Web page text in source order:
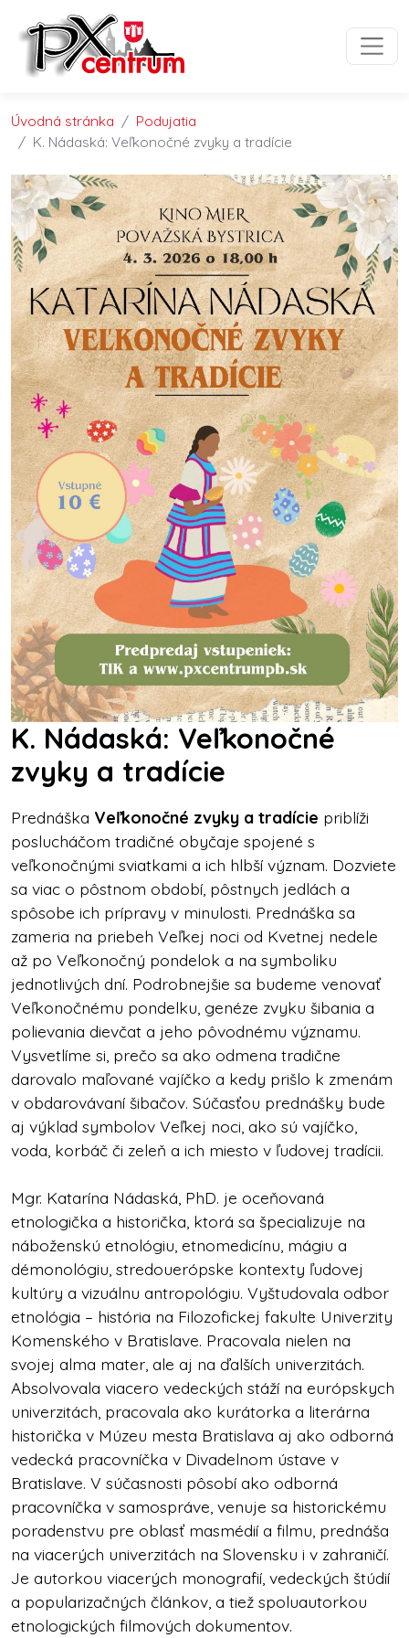
Preskočiť na obsah
Preskočiť na hlavné menu
Úvodná stránka
Podujatia
K. Nádaská: Veľkonočné zvyky a tradície
K. Nádaská: Veľkonočné
zvyky a tradície
Prednáška Veľkonočné zvyky a tradície priblíži
poslucháčom tradičné obyčaje spojené s
veľkonočnými sviatkami a ich hlbší význam. Dozviete
sa viac o pôstnom období, pôstnych jedlách a
spôsobe ich prípravy v minulosti. Prednáška sa
zameria na priebeh Veľkej noci od Kvetnej nedele
až po Veľkonočný pondelok a na symboliku
jednotlivých dní. Podrobnejšie sa budeme venovať
Veľkonočnému pondelku, genéze zvyku šibania a
polievania dievčat a jeho pôvodnému významu.
Vysvetlíme si, prečo sa ako odmena tradične
darovalo maľované vajíčko a kedy prišlo k zmenám
v obdarovávaní šibačov. Súčasťou prednášky bude
aj výklad symbolov Veľkej noci, ako sú vajíčko,
voda, korbáč či zeleň a ich miesto v ľudovej tradícii.
Mgr. Katarína Nádaská, PhD. je oceňovaná
etnologička a historička, ktorá sa špecializuje na
náboženskú etnológiu, etnomedicínu, mágiu a
démonológiu, stredouerópske kontexty ľudovej
kultúry a vizuálnu antropológiu. Vyštudovala odbor
etnológia – história na Filozofickej fakulte Univerzity
Komenského v Bratislave. Pracovala nielen na
svojej alma mater, ale aj na ďalších univerzitách.
Absolvovala viacero vedeckých stáží na európskych
univerzitách, pracovala ako kurátorka a literárna
historička v Múzeu mesta Bratislava aj ako odborná
vedecká pracovníčka v Divadelnom ústave v
Bratislave. V súčasnosti pôsobí ako odborná
pracovníčka v samospráve, venuje sa historickému
poradenstvu pre oblasť masmédií a filmu, prednáša
na viacerých univerzitách na Slovensku i v zahraničí.
Je autorkou viacerých monografií, vedeckých štúdií
a popularizačných článkov, a tiež spoluautorkou
etnologických filmových dokumentov.